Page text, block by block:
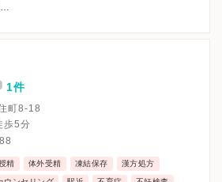
確認、または直接お問い合わせくださ
1件
町8-18
歩5分
精 体外受精 凍結保存 漢方処方